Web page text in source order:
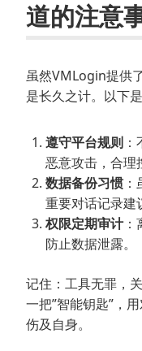
道的注意
虽然VMLogin提供
是长久之计。以下
遵守平台规则
恶意攻击，合理
数据备份习惯
重要对话记录建
权限定期审计：
防止数据泄露。
记住：工具无罪，
一把”智能钥匙”，
伤及自身。